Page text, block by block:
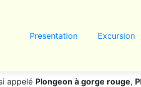
Presentation Excursion
appelé Plongeon à gorge rouge,